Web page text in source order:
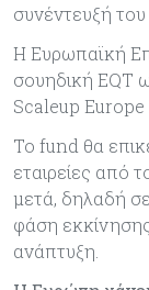
συνέντευξή
Η Ευρωπαϊκή
σουηδική EQT
Scaleup Europe
Το fund θα
εταιρείες από
μετά, δηλαδή
φάση
ανάπτυξη.